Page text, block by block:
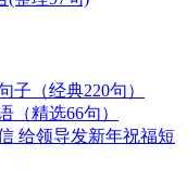
子（经典220句）
（精选66句）
给领导发新年祝福短